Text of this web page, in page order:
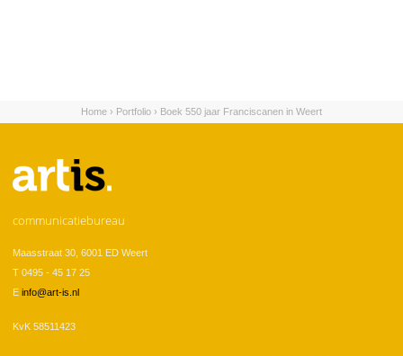
U bent hier
Home › Portfolio › Boek 550 jaar Franciscanen in Weert
communicatiebureau
Maasstraat 30, 6001 ED Weert
T 0495 - 45 17 25
E info@art-is.nl
KvK 58511423